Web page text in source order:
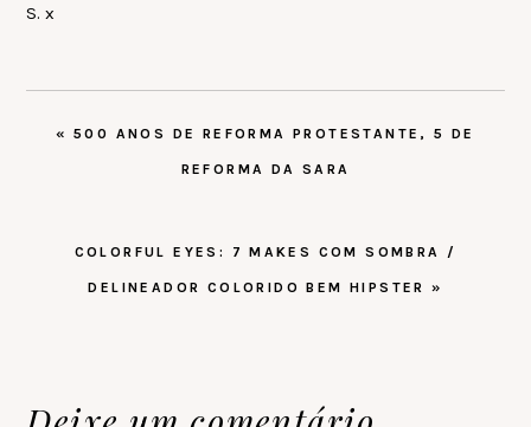
S. x
POST
« 500 ANOS DE REFORMA PROTESTANTE, 5 DE
REFORMA DA SARA
PRÓXIMO
COLORFUL EYES: 7 MAKES COM SOMBRA /
DELINEADOR COLORIDO BEM HIPSTER »